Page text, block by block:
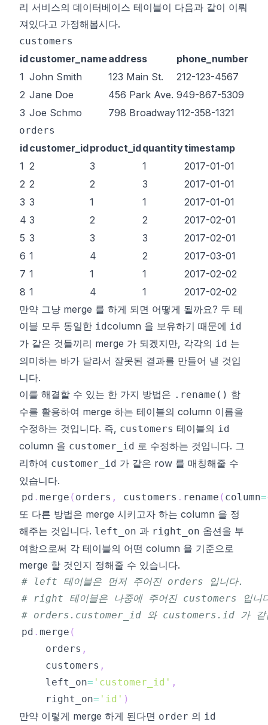
리 서비스의 데이터베이스 테이블이 다음과 같이 이뤄
져있다고 가정해봅시다.
customers
idcustomer_nameaddress
phone_number
1 John Smith 123 Main St.
212-123-4567
2 Jane Doe 456 Park Ave. 949-867-5309
3 Joe Schmo 798 Broadway112-358-1321
orders
idcustomer_idproduct_idquantitytimestamp
1 2 3 1
2017-01-01
2 2 2 3
2017-01-01
3 3 1 1
2017-01-01
4 3 2 2
2017-02-01
5 3 3 3
2017-02-01
6 1 4 2
2017-03-01
7 1 1 1
2017-02-02
8 1 4 1
2017-02-02
만약 그냥 merge 를 하게 되면 어떻게 될까요? 두 테
이블 모두 동일한 idcolumn 을 보유하기 때문에 id
가 같은 것들끼리 merge 가 되겠지만, 각각의 id 는
의미하는 바가 달라서 잘못된 결과를 만들어 낼 것입
니다.
이를 해결할 수 있는 한 가지 방법은 .rename() 함
수를 활용하여 merge 하는 테이블의 column 이름을
수정하는 것입니다. 즉, customers 테이블의 id
column 을 customer_id 로 수정하는 것입니다. 그
리하여 customer_id 가 같은 row 를 매칭해줄 수
있습니다.
pd . merge ( orders , customers . rename ( column=
또 다른 방법은 merge 시키고자 하는 column 을 정
해주는 것입니다. left_on 과 right_on 옵션을 부
여함으로써 각 테이블의 어떤 column 을 기준으로
merge 할 것인지 정해줄 수 있습니다.
# left 테이블은 먼저 주어진 orders 입니다.
# right 테이블은 나중에 주어진 customers 입니
# orders.customer_id 와 customers.id 가 같
pd . merge (
	orders
,
	customers
,
	left_on
= 'customer_id' ,
	right_on
= 'id' )
만약 이렇게 merge 하게 된다면 order 의 id